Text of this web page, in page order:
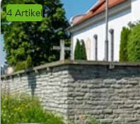
4 Artikel